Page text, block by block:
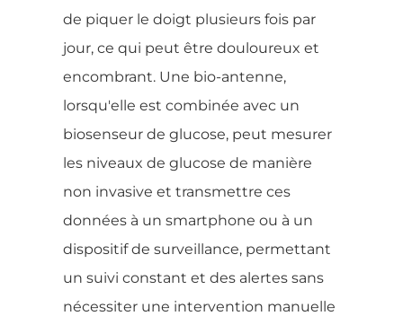
de piquer le doigt plusieurs fois par
jour, ce qui peut être douloureux et
encombrant. Une bio-antenne,
lorsqu'elle est combinée avec un
biosenseur de glucose, peut mesurer
les niveaux de glucose de manière
non invasive et transmettre ces
données à un smartphone ou à un
dispositif de surveillance, permettant
un suivi constant et des alertes sans
nécessiter une intervention manuelle